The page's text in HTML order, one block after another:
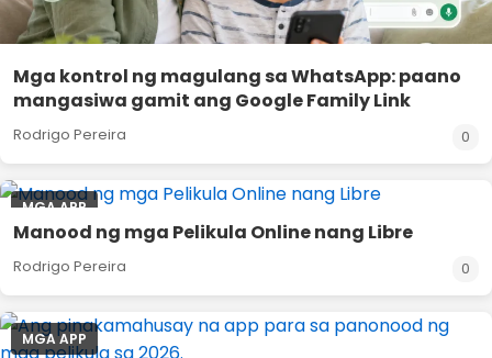
Mga kontrol ng magulang sa WhatsApp: paano
mangasiwa gamit ang Google Family Link
Rodrigo Pereira 0
MGA APP
Manood ng mga Pelikula Online nang Libre
Rodrigo Pereira 0
MGA APP